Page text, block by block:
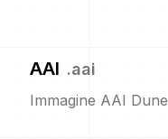
AAI .aai
Immagine AAI Dune